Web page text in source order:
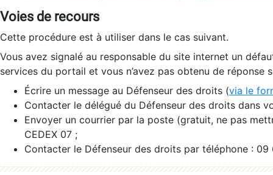
Voies de recours
Cette procédure est à utiliser dans le cas suivant.
Vous avez signalé au responsable du site internet un
services du portail et vous n’avez pas obtenu de réponse
Écrire un message au Défenseur des droits (via le
Contacter le délégué du Défenseur des droits dans
Envoyer un courrier par la poste (gratuit, ne pas
CEDEX 07 ;
Contacter le Défenseur des droits par téléphone :